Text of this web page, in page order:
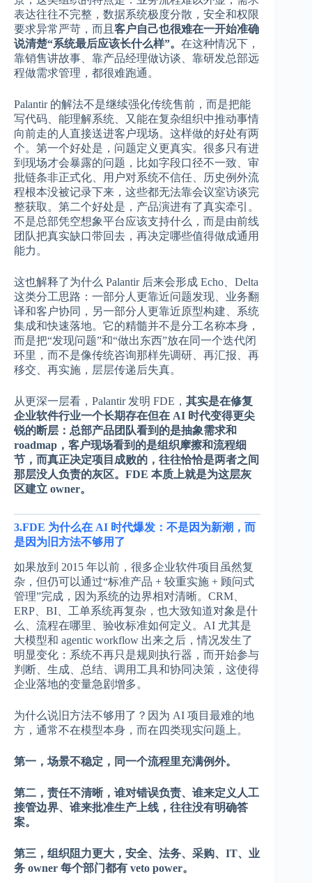
表达往往不完整，数据系统极度分散，安全和权限
要求异常严苛，而且 客户自己也很难在一开始准确
说清楚“系统最后应该长什么样”。 在这种情况下，
靠销售讲故事、靠产品经理做访谈、靠研发总部远
程做需求管理，都很难跑通。
Palantir 的解法不是继续强化传统售前，而是把能
写代码、能理解系统、又能在复杂组织中推动事情
向前走的人直接送进客户现场。这样做的好处有两
个。第一个好处是，问题定义更真实。很多只有进
到现场才会暴露的问题，比如字段口径不一致、审
批链条非正式化、用户对系统不信任、历史例外流
程根本没被记录下来，这些都无法靠会议室访谈完
整获取。第二个好处是，产品演进有了真实牵引。
不是总部凭空想象平台应该支持什么，而是由前线
团队把真实缺口带回去，再决定哪些值得做成通用
能力。
这也解释了为什么 Palantir 后来会形成 Echo、Delta
这类分工思路：一部分人更靠近问题发现、业务翻
译和客户协同，另一部分人更靠近原型构建、系统
集成和快速落地。它的精髓并不是分工名称本身，
而是把“发现问题”和“做出东西”放在同一个迭代闭
环里，而不是像传统咨询那样先调研、再汇报、再
移交、再实施，层层传递后失真。
从更深一层看，Palantir 发明 FDE， 其实是在修复
企业软件行业一个长期存在但在 AI 时代变得更尖
锐的断层：总部产品团队看到的是抽象需求和
roadmap，客户现场看到的是组织摩擦和流程细
节，而真正决定项目成败的，往往恰恰是两者之间
那层没人负责的灰区。FDE 本质上就是为这层灰
区建立 owner。
3.FDE 为什么在 AI 时代爆发：不是因为新潮，而
是因为旧方法不够用了
如果放到 2015 年以前，很多企业软件项目虽然复
杂，但仍可以通过“标准产品 + 较重实施 + 顾问式
管理”完成，因为系统的边界相对清晰。CRM、
ERP、BI、工单系统再复杂，也大致知道对象是什
么、流程在哪里、验收标准如何定义。AI 尤其是
大模型和 agentic workflow 出来之后，情况发生了
明显变化：系统不再只是规则执行器，而开始参与
判断、生成、总结、调用工具和协同决策，这使得
企业落地的变量急剧增多。
为什么说旧方法不够用了？因为 AI 项目最难的地
方，通常不在模型本身，而在四类现实问题上。
第一，场景不稳定，同一个流程里充满例外。
第二，责任不清晰，谁对错误负责、谁来定义人工
接管边界、谁来批准生产上线，往往没有明确答
案。
第三，组织阻力更大，安全、法务、采购、IT、业
务 owner 每个部门都有 veto power。